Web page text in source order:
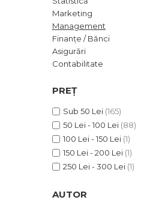
ADMINISTRATIVE
ȘTIINȚE ECONOMICE
ȘTIINȚE EXACTE
EDUCAȚIE FIZICĂ ȘI SPORT
PREUNIVERSITARIA
PACHETE DE STUDIU
PROMOȚIILE LUNII
Cum Cumpăr
Politica de Retur
Formular de Retur
Marketing
Management
Finanțe / Bănci
Asigurări
Contabilitate
PREȚ
Sub 50 Lei (165)
50 Lei - 100 Lei (88)
100 Lei - 150 Lei (1)
150 Lei - 200 Lei (1)
250 Lei - 300 Lei (1)
AUTOR